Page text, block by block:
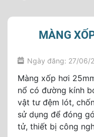
MÀNG
Ngày đăng: 27/06/
Màng xốp hơi
nổ có đường kính
vật tư đệm lót,
sử dụng để đóng
tử, thiết bị công